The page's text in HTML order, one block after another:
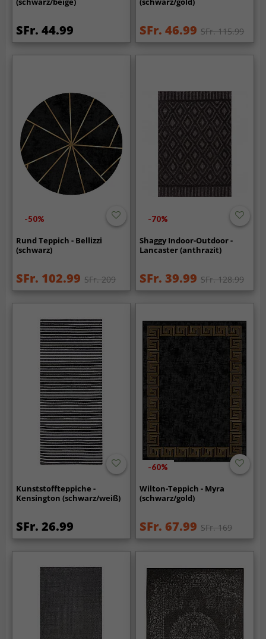
SFr. 44.99 SFr. 46.99 SFr. 115.99
-50%
Rund Teppich - Bellizzi
(schwarz)
SFr. 102.99 SFr. 209
-70%
Shaggy Indoor-Outdoor -
Lancaster (anthrazit)
SFr. 39.99 SFr. 128.99
Kunststoffteppiche -
Kensington (schwarz/weiß)
SFr. 26.99
-60%
Wilton-Teppich - Myra
(schwarz/gold)
SFr. 67.99 SFr. 169